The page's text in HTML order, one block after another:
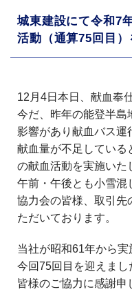
城東建設にて令和7
活動（通算75回目）
12月4日本日、献血奉
今だ、昨年の能登半島
影響があり献血バス運
献血量が不足している
の献血活動を実施いた
午前・午後とも小雪混
協力会の皆様、取引先
ただいております。
当社が昭和61年から
今回75回目を迎えまし
皆様のご協力に感謝